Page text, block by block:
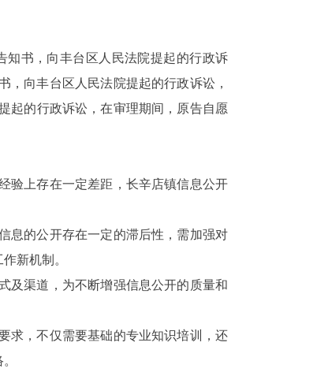
知书，向丰台区人民法院提起的行政诉
，向丰台区人民法院提起的行政诉讼，
起的行政诉讼，在审理期间，原告自愿
验上存在一定差距，长辛店镇信息公开
息的公开存在一定的滞后性，需加强对
新机制。
及渠道，为不断增强信息公开的质量和
求，不仅需要基础的专业知识培训，还